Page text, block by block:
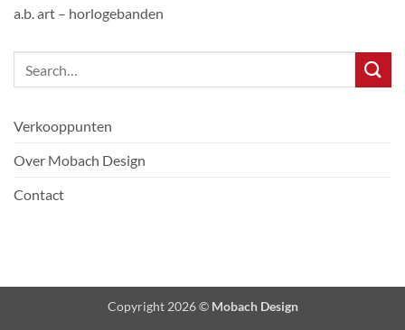
a.b. art – horlogebanden
Verkooppunten
Over Mobach Design
Contact
Copyright 2026 © Mobach Design